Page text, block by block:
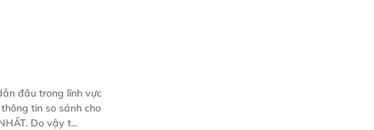
đầu trong lĩnh vực
ĐƯỢC RẺ NHẤT. Do vậy t...